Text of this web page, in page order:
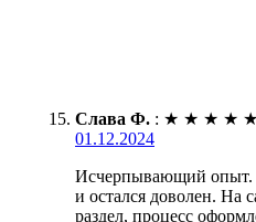
Слава Ф. : ★ ★ ★ ★ ★
01.12.2024
Исчерпывающий опыт.
и остался доволен. На
раздел, процесс